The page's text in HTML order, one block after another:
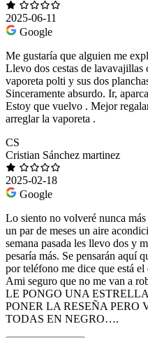
2025-06-11
Google
Me gustaría que alguien me
Llevo dos cestas de lavavajillas
vaporeta polti y sus dos
Sinceramente absurdo. Ir,
Estoy que vuelvo . Mejor
arreglar la vaporeta .
CS
Cristian Sánchez martinez
2025-02-18
Google
Lo siento no volveré nunca
un par de meses un aire
semana pasada les llevo dos y
pesaría más. Se pensarán aquí
por teléfono me dice que está
Ami seguro que no me van a
LE PONGO UNA
PONER LA RESEÑA PERO
TODAS EN NEGRO….